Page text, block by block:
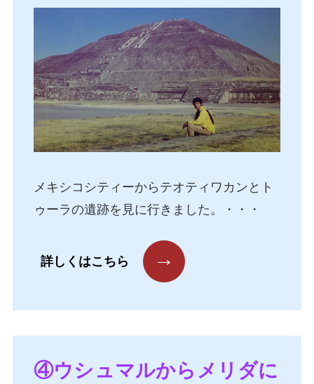
メキシコシティーからテオティワカンとト
ゥーラの遺跡を見に行きました。・・・
詳しくはこちら →
④ウシュマルからメリダに